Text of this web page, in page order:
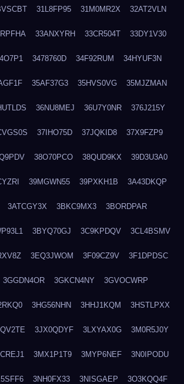
31L8FP95 31M0MR2X 32AT2VLN
33ANXYRH 33CR504T 33DY1V30
3478760D 34F92RUM 34HYUF3N
35AF37G3 35HVS0VG 35MJZMAN
36NU8MEJ 36U7Y0NR 376J215Y
37IHO75D 37JQKID8 37X9FZP9
38O70PCO 38QUD9KX 39D3U3A0
39MGWN55 39PXKH1B 3A43DKQP
3ATCGY3X 3BKC9MX3 3BORDPAR
3BYQ70GJ 3C9KPDQV 3CL4BSMV
3EQ3JWOM 3F09CZ9V 3F1DPDSC
3GGDN4OR 3GKCN4NY 3GVOCWRP
3HG56NHN 3HHJ1KQM 3HSTLPXX
3JX0QDYF 3LXYAX0G 3M0R5J0Y
3MX1P1T9 3MYP6NEF 3N0IPODU
3NH0FX33 3NISGAEP 3O3KQQ4F